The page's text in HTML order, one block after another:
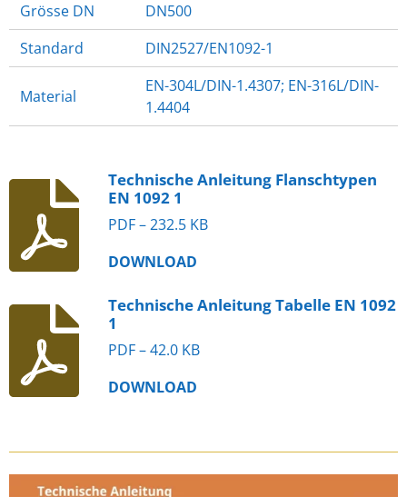
Grösse DN
DN500
Standard
DIN2527/EN1092-1
Material
EN-304L/DIN-1.4307; EN-316L/DIN-
1.4404
Technische Anleitung Flanschtypen
EN 1092 1
PDF – 232.5 KB
DOWNLOAD
Technische Anleitung Tabelle EN 1092
1
PDF – 42.0 KB
DOWNLOAD